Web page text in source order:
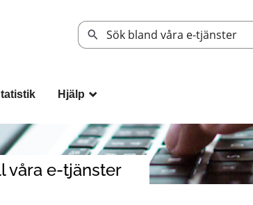
Hjälp _
våra e-tjänster